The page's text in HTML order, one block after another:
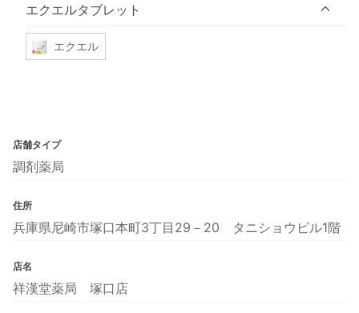
エクエルタブレット
エクエル
店舗タイプ
調剤薬局
住所
兵庫県尼崎市塚口本町3丁目29－20 タニショウビル1階
店名
祥漢堂薬局 塚口店